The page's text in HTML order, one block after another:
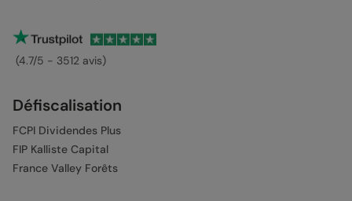
(4.7/5 - 3512 avis)
Défiscalisation
FCPI Dividendes Plus
FIP Kalliste Capital
France Valley Forêts